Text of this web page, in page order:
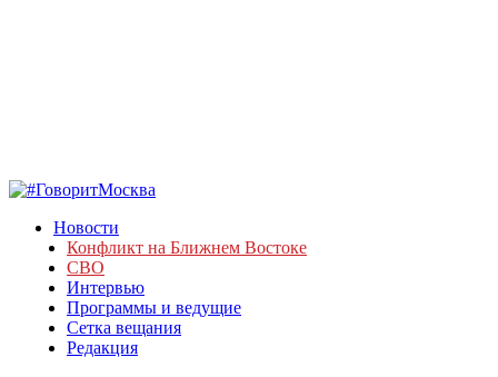
Новости
Конфликт на Ближнем Востоке
СВО
Интервью
Программы и ведущие
Сетка вещания
Редакция